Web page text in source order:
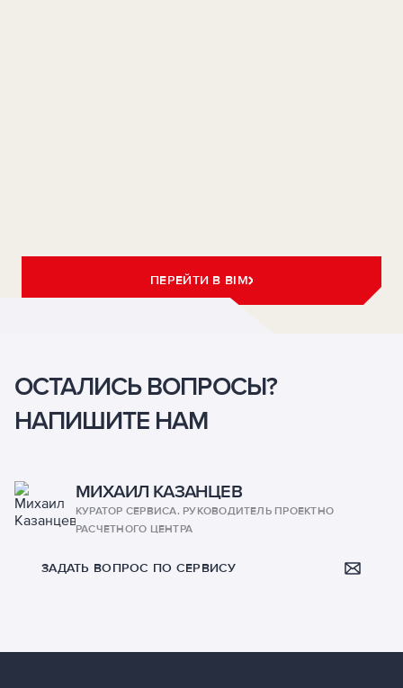
ПЕРЕЙТИ В BIM
МИХАИЛ КАЗАНЦЕВ
КУРАТОР СЕРВИСА. РУКОВОДИТЕЛЬ ПРОЕКТНО
РАСЧЕТНОГО ЦЕНТРА
ЗАДАТЬ ВОПРОС ПО СЕРВИСУ
ОСТАЛИСЬ ВОПРОСЫ?
НАПИШИТЕ НАМ